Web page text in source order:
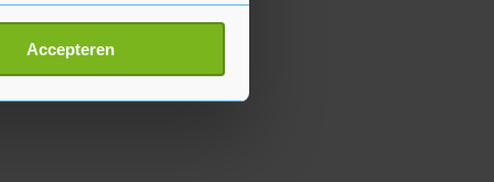
detailgedeelte
Accepteren